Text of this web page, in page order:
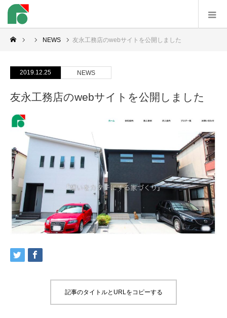
NEWS 友永工務店のwebサイトを公開しました
2019.12.25 NEWS
友永工務店のwebサイトを公開しました
記事のタイトルとURLをコピーする